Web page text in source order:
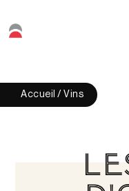
Accueil / Vins